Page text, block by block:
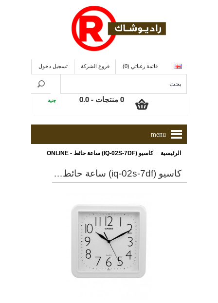
قائمة رغباتي (0) فروع الشركة تسجيل دخول
0 منتجات - 0.0 جنية
menu
الرئيسية »كاسيو (IQ-02S-7DF) ساعة حائط - ONLINE
كاسيو (iq-02s-7df) ساعة حائط - online